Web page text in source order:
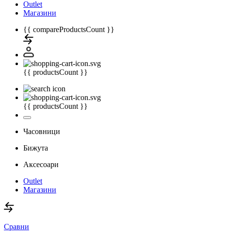
Outlet
Магазини
{{ compareProductsCount }}
{{ productsCount }}
{{ productsCount }}
Часовници
Бижута
Аксесоари
Outlet
Магазини
Сравни